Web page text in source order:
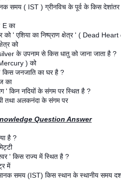
समय ( IST ) ग्रीनविच के पूर्व के किस देशांतर
E का
को ' एशिया का निष्प्राण क्षेत्र ' ( Dead
को
के उपनाम से किस धातु को जाना जाता है ?
) को
जनजाति का घर है ?
का
' किन नदियों के संगम पर स्थित है ?
तथा अलकनंदा के संगम पर
Question Answer
है ?
' किस राज्य में स्थित है ?
में
समय (IST) किस स्थान के स्थानीय समय